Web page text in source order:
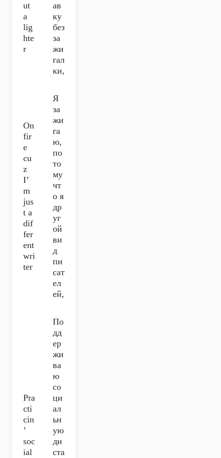
ut
a
lig
hte
r
ав
ку
без
за
жи
гал
ки,
On
fir
e
cu
z
I’
m
jus
t a
dif
fer
ent
wri
ter
Я
за
жи
га
ю,
по
то
му
чт
о я
др
уг
ой
ви
д
пи
сат
ел
ей,
Pra
cti
cin
’
soc
ial
По
дд
ер
жи
ва
ю
со
ци
ал
ьн
ую
ди
ста